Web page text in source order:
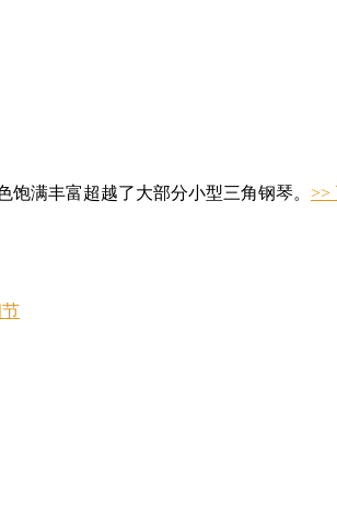
满丰富超越了大部分小型三角钢琴。 >>